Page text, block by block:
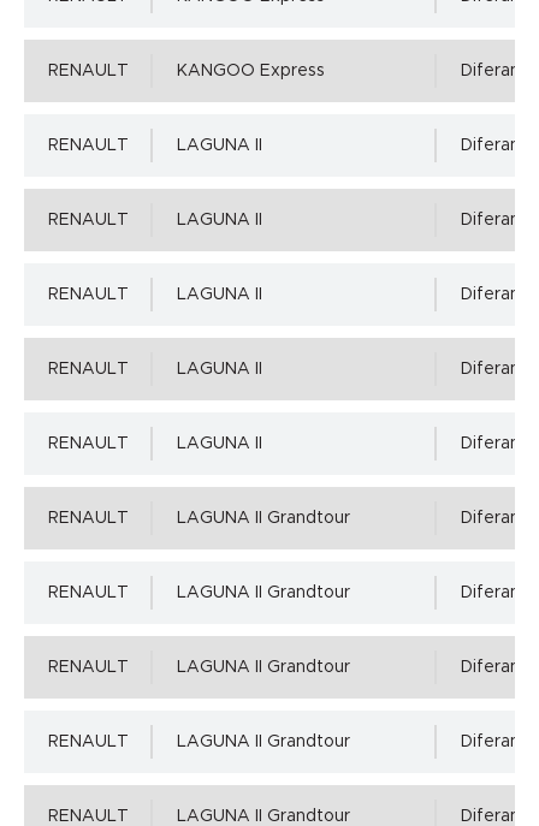
RENAULT KANGOO Express
RENAULT LAGUNA II
RENAULT LAGUNA II
RENAULT LAGUNA II
RENAULT LAGUNA II
RENAULT LAGUNA II
RENAULT LAGUNA II Grandtour
RENAULT LAGUNA II Grandtour
RENAULT LAGUNA II Grandtour
RENAULT LAGUNA II Grandtour
RENAULT LAGUNA II Grandtour